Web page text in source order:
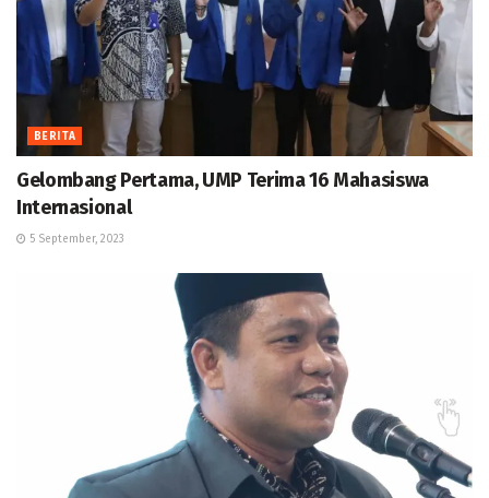
BERITA
Gelombang Pertama, UMP Terima 16 Mahasiswa
Internasional
5 September, 2023